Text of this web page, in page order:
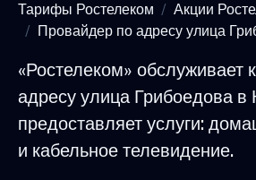
Тарифы Ростелеком
Акции
Провайдер по адресу улица
«Ростелеком» обслуживает
адресу улица Грибоедова в
предоставляет услуги:
и кабельное телевидение.